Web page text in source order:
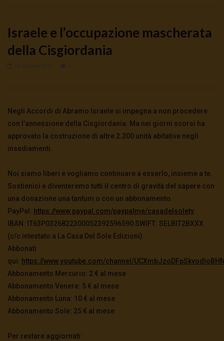
6 Luglio 2026 - LUD:6 Luglio 2026
0
181 0 0
19 Giugno 2026 - LUD:
0
568 0
Israele e l’occupazione mascherata
della Cisgiordania
Negli Accordi di Abramo Israele si impegna a non procedere
con l’annessione della Cisgiordania. Ma nei giorni scorsi ha
approvato la costruzione di altre 2.200 unità abitative negli
insediamenti.
Noi siamo liberi e vogliamo continuare a esserlo, insieme a te.
Sostienici e diventeremo tutti il centro di gravità del sapere con
una donazione una tantum o con un abbonamento.
PayPal: https://www.paypal.com/paypalme/casadelsoletv
IBAN: IT63P0326822300052392596590 SWIFT: SELBIT2BXXX
(c/c intestato a La Casa Del Sole Edizioni)
Abbonati
qui: https://www.youtube.com/channel/
Abbonamento Mercurio: 2 € al mese
Abbonamento Venere: 5 € al mese
Abbonamento Luna: 10 € al mese
Abbonamento Sole: 25 € al mese
Per restare aggiornati: